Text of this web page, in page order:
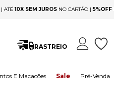
| ATÉ 10X SEM JUROS NO CARTÃO | 5%OFF
RASTREIO
E Macacões Sale Pré-Venda